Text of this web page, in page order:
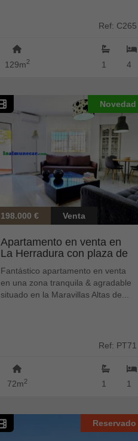
Ref: C265
129m2 4
1
Novedad
198.000 € Venta
Apartamento en venta en
La Herradura con plaza de
Fantástico apartamento en venta
en una zona tranquila & agradable
situado en la Maravillas Altas de...
Ref: PT71
72m2 1
1
Reservado